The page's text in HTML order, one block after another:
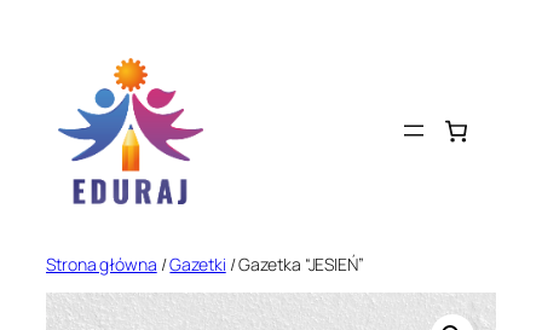
Strona główna /Gazetki / Gazetka “JESIEŃ”